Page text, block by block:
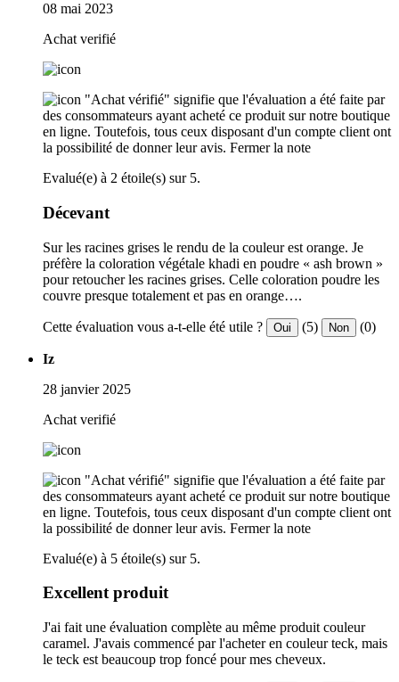
08 mai 2023
Achat verifié
"Achat vérifié" signifie que l'évaluation a été faite par
des consommateurs ayant acheté ce produit sur notre boutique
en ligne. Toutefois, tous ceux disposant d'un compte client ont
la possibilité de donner leur avis. Fermer la note
Evalué(e) à 2 étoile(s) sur 5.
Décevant
Sur les racines grises le rendu de la couleur est orange. Je
préfère la coloration végétale khadi en poudre « ash brown »
pour retoucher les racines grises. Celle coloration poudre les
couvre presque totalement et pas en orange….
Cette évaluation vous a-t-elle été utile ? Oui (5) Non (0)
Iz
28 janvier 2025
Achat verifié
"Achat vérifié" signifie que l'évaluation a été faite par
des consommateurs ayant acheté ce produit sur notre boutique
en ligne. Toutefois, tous ceux disposant d'un compte client ont
la possibilité de donner leur avis. Fermer la note
Evalué(e) à 5 étoile(s) sur 5.
Excellent produit
J'ai fait une évaluation complète au même produit couleur
caramel. J'avais commencé par l'acheter en couleur teck, mais
le teck est beaucoup trop foncé pour mes cheveux.